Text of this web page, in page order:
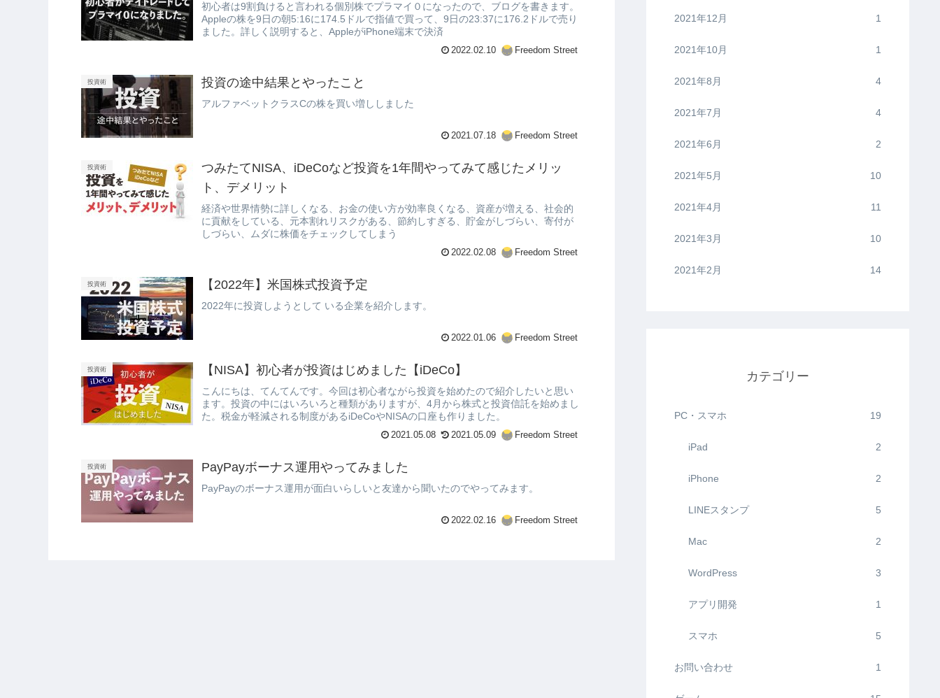
初心者は9割負けると言われる個別株でプラマイ０になったので、ブログを書きます。
Appleの株を9日の朝5:16に174.5ドルで指値で買って、9日の23:37に176.2ドルで売り
ました。詳しく説明すると、AppleがiPhone端末で決済
2022.02.10 Freedom Street
投資術 投資の途中結果とやったこと
アルファベットクラスCの株を買い増ししました
2021.07.18 Freedom Street
投資術
つみたてNISA、iDeCoなど投資を1年間やってみて感じたメリッ
ト、デメリット
経済や世界情勢に詳しくなる、お金の使い方が効率良くなる、資産が増える、社会的
に貢献をしている、元本割れリスクがある、節約しすぎる、貯金がしづらい、寄付が
しづらい、ムダに株価をチェックしてしまう
2022.02.08 Freedom Street
投資術 【2022年】米国株式投資予定
2022年に投資しようとして いる企業を紹介します。
2022.01.06 Freedom Street
投資術 【NISA】初心者が投資はじめました【iDeCo】
こんにちは、てんてんです。今回は初心者ながら投資を始めたので紹介したいと思い
ます。投資の中にはいろいろと種類がありますが、4月から株式と投資信託を始めまし
た。税金が軽減される制度があるiDeCoやNISAの口座も作りました。
2021.05.08 2021.05.09 Freedom Street
投資術 PayPayボーナス運用やってみました
PayPayのボーナス運用が面白いらしいと友達から聞いたのでやってみます。
2022.02.16 Freedom Street
2021年12月 1
2021年10月 1
2021年8月 4
2021年7月 4
2021年6月 2
2021年5月 10
2021年4月 11
2021年3月 10
2021年2月 14
カテゴリー
PC・スマホ 19
iPad 2
iPhone 2
LINEスタンプ 5
Mac 2
WordPress 3
アプリ開発 1
スマホ 5
お問い合わせ 1